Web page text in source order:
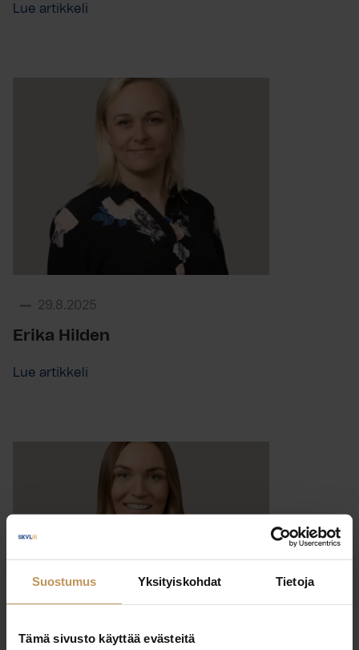
Suostumus Yksityiskohdat Tietoja
Tämä sivusto käyttää evästeitä
Lue artikkeli
29.8.2025
Erika Hilden
Lue artikkeli